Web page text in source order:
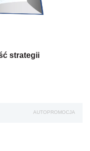
strategii
AUTOPROMOCJA